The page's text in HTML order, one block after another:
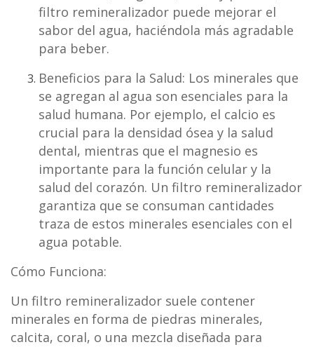
filtro remineralizador puede mejorar el
sabor del agua, haciéndola más agradable
para beber.
Beneficios para la Salud: Los minerales que
se agregan al agua son esenciales para la
salud humana. Por ejemplo, el calcio es
crucial para la densidad ósea y la salud
dental, mientras que el magnesio es
importante para la función celular y la
salud del corazón. Un filtro remineralizador
garantiza que se consuman cantidades
traza de estos minerales esenciales con el
agua potable.
Cómo Funciona:
Un filtro remineralizador suele contener
minerales en forma de piedras minerales,
calcita, coral, o una mezcla diseñada para